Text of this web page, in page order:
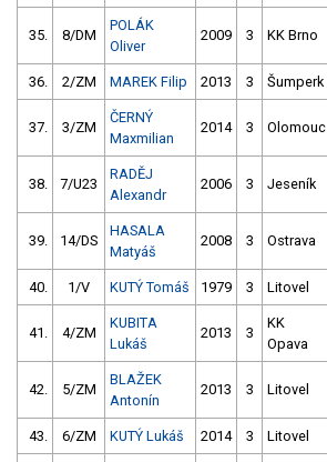
35. 8/DM
POLÁK
Oliver
2009 3 KK Brno
36. 2/ZM MAREK Filip 2013 3 Šumperk
37. 3/ZM
ČERNÝ
Maxmilian
2014 3 Olomouc
38. 7/U23
RADĚJ
Alexandr
2006 3 Jeseník
39. 14/DS
HASALA
Matyáš
2008 3 Ostrava
40. 1/V KUTÝ Tomáš 1979 3 Litovel
41. 4/ZM
KUBITA
Lukáš
2013 3
KK
Opava
42. 5/ZM
BLAŽEK
Antonín
2013 3 Litovel
43. 6/ZM KUTÝ Lukáš 2014 3 Litovel